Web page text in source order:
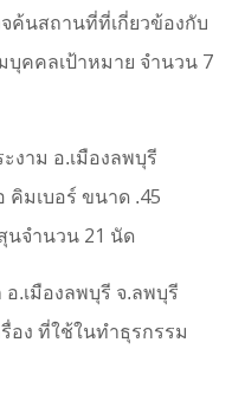
ค้นสถานที่ที่เกี่ยวข้องกับ
บุคคลเป้าหมาย จำนวน 7
ะงาม อ.เมืองลพบุรี
คิมเบอร์ ขนาด .45
นจำนวน 21 นัด
อ.เมืองลพบุรี จ.ลพบุรี
รื่อง ที่ใช้ในทำธุรกรรม